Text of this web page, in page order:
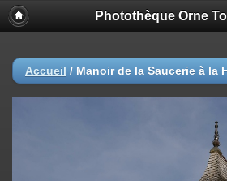
Photothèque Orne
Accueil / Manoir de la Saucerie à la